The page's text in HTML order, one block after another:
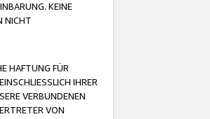
KEINE
NICHT
HAFTUNG FÜR
IHRER
VERBUNDENEN
VON